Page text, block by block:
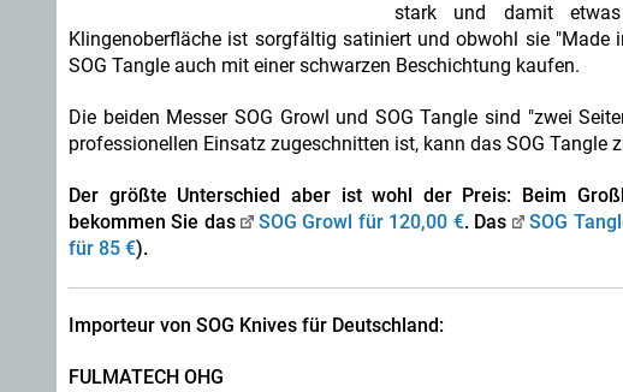
stark und damit
Klingenoberfläche ist sorgfältig satiniert und obwohl sie
SOG Tangle auch mit einer schwarzen Beschichtung kaufen.
Die beiden Messer SOG Growl und SOG Tangle sind "zwei
professionellen Einsatz zugeschnitten ist, kann das SOG Tangle
Der größte Unterschied aber ist wohl der Preis: Beim
bekommen Sie das
SOG Growl für 120,00 €. Das SOG
für 85 €).
Importeur von SOG Knives für Deutschland:
FULMATECH OHG